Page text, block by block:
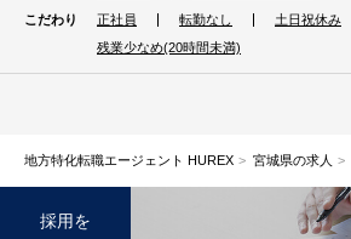
こだわり
正社員
転勤なし
土日祝休み
残業少なめ(20時間未満)
地方特化転職エージェント HUREX 宮城県の求人
採用を